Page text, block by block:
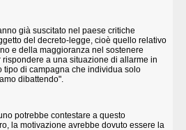
già suscitato nel paese critiche
del decreto-legge, cioè quello relativo
e della maggioranza nel sostenere
a una situazione di allarme in
tipo di campagna che individua solo
dibattendo".
potrebbe contestare a questo
la motivazione avrebbe dovuto essere la